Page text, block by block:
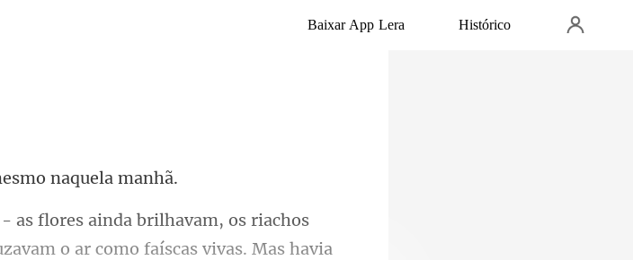
Baixar App Lera Histórico
os
o ar como faíscas vivas. Mas h